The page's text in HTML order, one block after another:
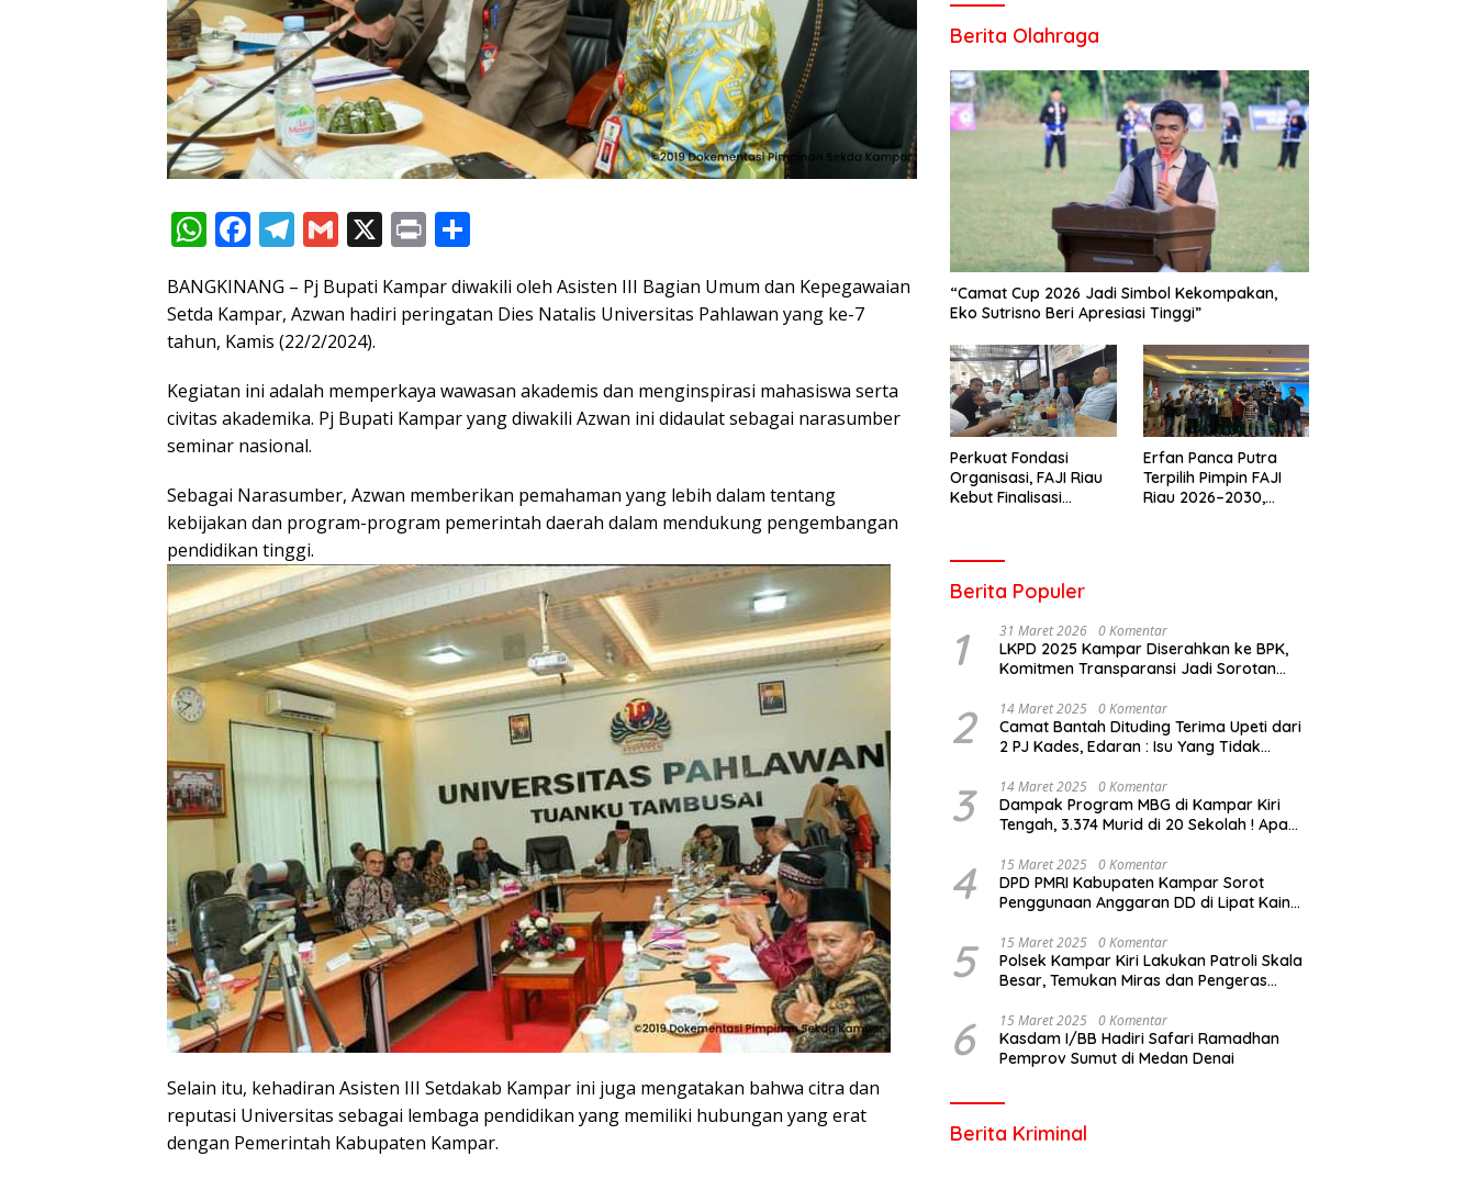
W
at
s
p
p
F
e
b
o
k
T
e
gr
m
G
ai
l
X Pr
t ar
e
BANGKINANG – Pj Bupati Kampar diwakili oleh Asisten III Bagian Umum dan Kepegawaian
Setda Kampar, Azwan hadiri peringatan Dies Natalis Universitas Pahlawan yang ke-7
tahun, Kamis (22/2/2024).
Kegiatan ini adalah memperkaya wawasan akademis dan menginspirasi mahasiswa serta
civitas akademika. Pj Bupati Kampar yang diwakili Azwan ini didaulat sebagai narasumber
seminar nasional.
Sebagai Narasumber, Azwan memberikan pemahaman yang lebih dalam tentang
kebijakan dan program-program pemerintah daerah dalam mendukung pengembangan
pendidikan tinggi.
Selain itu, kehadiran Asisten III Setdakab Kampar ini juga mengatakan bahwa citra dan
reputasi Universitas sebagai lembaga pendidikan yang memiliki hubungan yang erat
dengan Pemerintah Kabupaten Kampar.
Berita Olahraga
“Camat Cup 2026 Jadi Simbol Kekompakan,
Eko Sutrisno Beri Apresiasi Tinggi”
Perkuat Fondasi
Organisasi, FAJI Riau
Kebut Finalisasi
Erfan Panca Putra
Terpilih Pimpin FAJI
Riau 2026–2030,
Berita Populer
1 31 Maret 2026 0 Komentar
LKPD 2025 Kampar Diserahkan ke BPK,
Komitmen Transparansi Jadi Sorotan
2 14 Maret 2025 0 Komentar
Camat Bantah Dituding Terima Upeti dari
2 PJ Kades, Edaran : Isu Yang Tidak
3 14 Maret 2025 0 Komentar
Dampak Program MBG di Kampar Kiri
Tengah, 3.374 Murid di 20 Sekolah ! Apa
4 15 Maret 2025 0 Komentar
DPD PMRI Kabupaten Kampar Sorot
Penggunaan Anggaran DD di Lipat Kain
5 15 Maret 2025 0 Komentar
Polsek Kampar Kiri Lakukan Patroli Skala
Besar, Temukan Miras dan Pengeras
6 15 Maret 2025 0 Komentar
Kasdam I/BB Hadiri Safari Ramadhan
Pemprov Sumut di Medan Denai
Berita Kriminal